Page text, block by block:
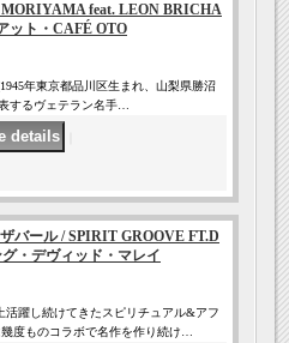
feat. LEON BRICHA
ット・CAFÉ OTO
年東京都品川区生まれ、山梨県勝沼
するヴェテラン名手…
ール / SPIRIT GROOVE FT.D
・デヴィッド・マレイ
躍し続けてきたスピリチュアル&アフ
度ものコラボで名作を作り続け…